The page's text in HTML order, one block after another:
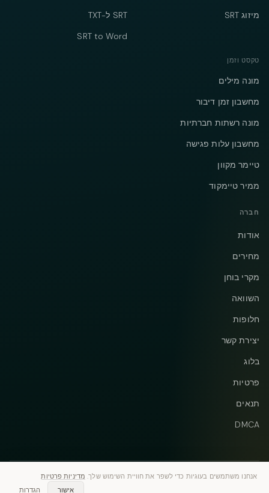
מיזוג SRT
SRT ל-TXT
SRT to Word
טקסט וזמן
מונה מילים
מחשבון זמן דיבור
מונה רשתות חברתיות
מחשבון עלות פגישה
טיימר מקוון
ממיר טיימקוד
חברה
אודות
מחירים
מקרי בוחן
השוואה
חלופות
יצירת קשר
בלוג
פרטיות
תנאים
DMCA
Telegram
Instagram
אנחנו משתמשים בעוגיות כדי לשפר את חוויית השימוש שלך. מדיניות פרטיות
אישור
הגדרות